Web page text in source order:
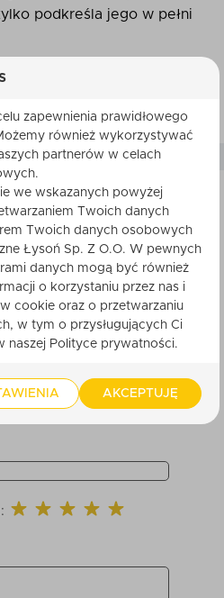
podkreśla jego w pełni
ocenił tego produktu.
zatwierdzeniu przez
zapewnienia prawidłowego
również wykorzystywać
partnerów w celach
we wskazanych powyżej
Twoich danych
Twoich danych osobowych
Łysoń Sp. Z O.O. W pewnych
danych mogą być również
o korzystaniu przez nas i
cookie oraz o przetwarzaniu
w tym o przysługujących Ci
naszej Polityce prywatności.
AKCEPTUJĘ